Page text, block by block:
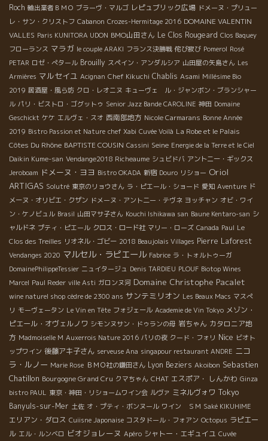
Roch 輸出業者ＢＭＯ ブラーヴ・マルゴ レピュブリック広場 ドメーヌ・プリュー
レ・サン・クリストフ Cabanon Crozes-Hermitage 2016 DOMAINE VALENTIN
VALLES Paris KUNITORA UDON BMO山田さん Le Clos Rougeard Clos Baquey
フローランス マラガ le couple ARAKI フランス決勝戦 侘び寂び Pomerol Rosé
PETAR ロゼ・ぺタール Brouilly スペイン・アンダルシア 山田屋の矢島さん Les
Armières マルセイユ Acignan Chef Kikuchi Chablis Asami Millésime Bio
2019 居酒屋・風ら坊 クロ・レオニヌ キューヴェ ル・ジャンボン・ブランシャー
ル パリ・ビストロ・ゴグットゥ Senior Jazz Bande CAROLINE 神田 Domaine
Geschickt ケケ エルヴェ・スオ 西南部地方 Nicole Carmarans Bonne Année
2019 Bistro Passion et Nature chef Xabi Cuvée Voilà La Robe et le Palais
Côtes Du Rhône BAPTISTE COUSIN Cassini Seine Energie de la Terre et le Ciel
Daikin Kume-san Vendange2018 Richeaume シュビドバ アントニー・ギックス
Jeroboam ドメーヌ・ヨヨ Bistro OKADA 新宿 Douro リショー Oriol
ARTIGAS Solutré 東京のリョウさん ラ・ピエール・ショード 愛知 Aventure ド
メーヌ・オリビエ・クザン ドメーヌ・アント二ー・テヴネ ヨッチャン オビ・ワイ
ン・ケノビュル Brasil 山田マサ子さん Kouchi Ishikawa san Baune Kentaro-san シ
ャルドネ プティ・ピエール クロス・ロード社 マリー・ローズ Canada Paul Le
Clos des Treilles リオネル・ゴビー 2018 Beaujolais Villages Pierre Laforest
Vendanges 2020 マルセル・ラピエール Fabrice ラ・トォルトゥーガ
DomainePhilippeTessier ニュイタージュ Denis TARDIEU PLOUF Biotop Wines
Marcel Paul Reder ville Asti ガロンヌ河 Domaine Christophe Pacalet
wine naturel shop cèdre de 2300 ans サンテミリオン Les Beaux Macs マスぺ
リ モーヴェータン Le Vin en Tête フォジェール Academie de Vin Tokyo メゾン・
ピエール・オヴェルノワ シモンヌサン・ドゥランの母 岩ちゃん カタロニア地
方 Madmoiselle M Auxerrois Nature 2016 パリの夜 クード・フォリ Nice ビオト
ップワイン 後藤アキ子さん serveuse Ana singapour restaurant ANDRE ニコ
ラ・ルノー Marie Rose ＢＭＯ社の鎌田さん Lyon Beziers Akoibon Sebastien
Chatillon Bourgogne Grand Cru クマちゃん CHAT エスポア・ しんかわ Ginza
bistro PAUL 東京・神田・リショームワイン会 ルヴァ ミネルヴォワ Tokyo
Banyuls-sur-Mer 土佐 オ・プティ・ボンヌール ワイン ＳＭ Saké KIKUHIME
エリアン・ダロス Cuiisne Japonaise コスタドール・フォアン Octopus ラピエー
ル エル・ルンベロ ビオジョレーヌ Apéro シャトー・エギュイユ Cuvée